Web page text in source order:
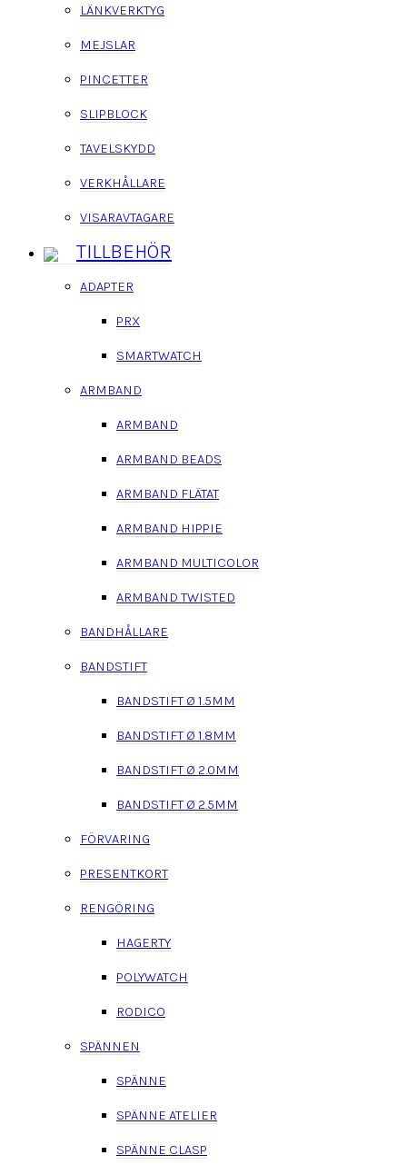
LÄNKVERKTYG
MEJSLAR
PINCETTER
SLIPBLOCK
TAVELSKYDD
VERKHÅLLARE
VISARAVTAGARE
TILLBEHÖR
ADAPTER
PRX
SMARTWATCH
ARMBAND
ARMBAND
ARMBAND BEADS
ARMBAND FLÄTAT
ARMBAND HIPPIE
ARMBAND MULTICOLOR
ARMBAND TWISTED
BANDHÅLLARE
BANDSTIFT
BANDSTIFT Ø 1.5MM
BANDSTIFT Ø 1.8MM
BANDSTIFT Ø 2.0MM
BANDSTIFT Ø 2.5MM
FÖRVARING
PRESENTKORT
RENGÖRING
HAGERTY
POLYWATCH
RODICO
SPÄNNEN
SPÄNNE
SPÄNNE ATELIER
SPÄNNE CLASP